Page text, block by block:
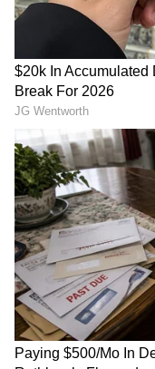
ಯಾರಾದರೂ
ಮಾಡುತ್ತಾ
ವಿಧಿಸಲಾಗುತ್ತದೆ.
ಅವರನ್ನು ರೈಲಿನಿಂದ
ಅವರ ಟಿಕೆಟ್ ಅಥವಾ
ದಂಡ ಕಟ್ಟಲು
ದಂಡವನ್ನು